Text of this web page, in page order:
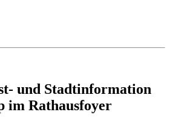
und Stadtinformation
im Rathausfoyer